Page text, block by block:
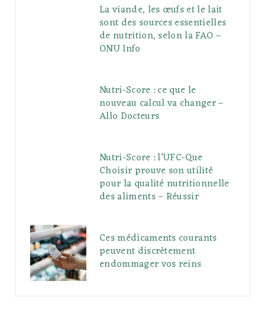
La viande, les œufs et le lait
sont des sources essentielles
de nutrition, selon la FAO –
ONU Info
Nutri-Score : ce que le
nouveau calcul va changer –
Allo Docteurs
Nutri-Score : l’UFC-Que
Choisir prouve son utilité
pour la qualité nutritionnelle
des aliments – Réussir
Ces médicaments courants
peuvent discrètement
endommager vos reins